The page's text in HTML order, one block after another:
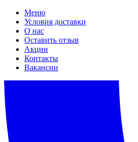
Меню
Условия доставки
О нас
Оставить отзыв
Акции
Контакты
Вакансии